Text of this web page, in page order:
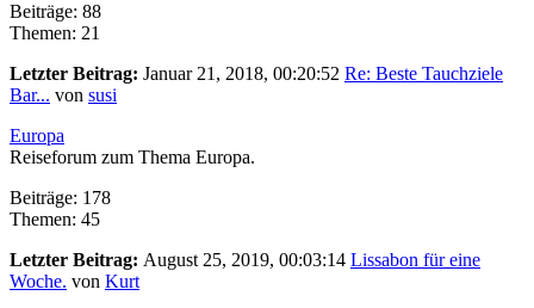
Beiträge: 88
Themen: 21
Letzter Beitrag: Januar 21, 2018, 00:20:52 Re: Beste Tauchziele
Bar... von susi
Europa
Reiseforum zum Thema Europa.
Beiträge: 178
Themen: 45
Letzter Beitrag: August 25, 2019, 00:03:14 Lissabon für eine
Woche. von Kurt